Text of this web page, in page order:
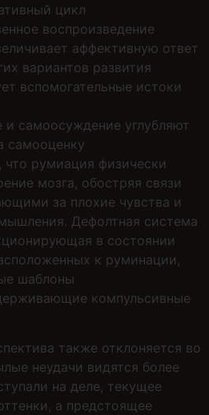
цикл
воспроизведение
аффективную ответ
вариантов развития
вспомогательные истоки
самоосуждение углубляют
самооценку
что румиация физически
мозга, обостряя связи
за плохие чувства и
Дефолтная система
в состоянии
к руминации,
шаблоны
компульсивные
также отклоняется во
неудачи видятся более
на деле, текущее
а предстоящее